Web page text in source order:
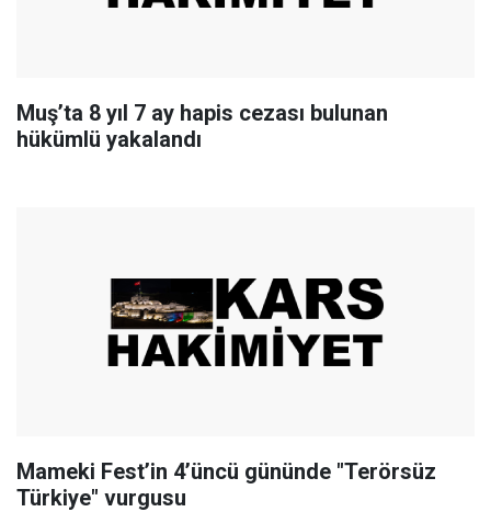
Muş’ta 8 yıl 7 ay hapis cezası bulunan
hükümlü yakalandı
Mameki Fest’in 4’üncü gününde "Terörsüz
Türkiye" vurgusu